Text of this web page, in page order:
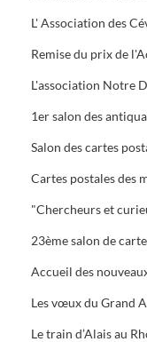
L' Association des
1er salon des
Salon des cartes
Accueil des
Les vœux du Grand
Le train d’Alais au